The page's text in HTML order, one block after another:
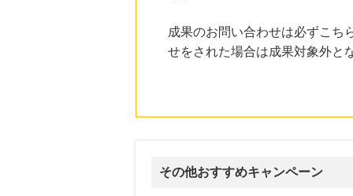
成果のお問い合わせは必ずこち
せをされた場合は成果対象外と
その他おすすめキャンペーン